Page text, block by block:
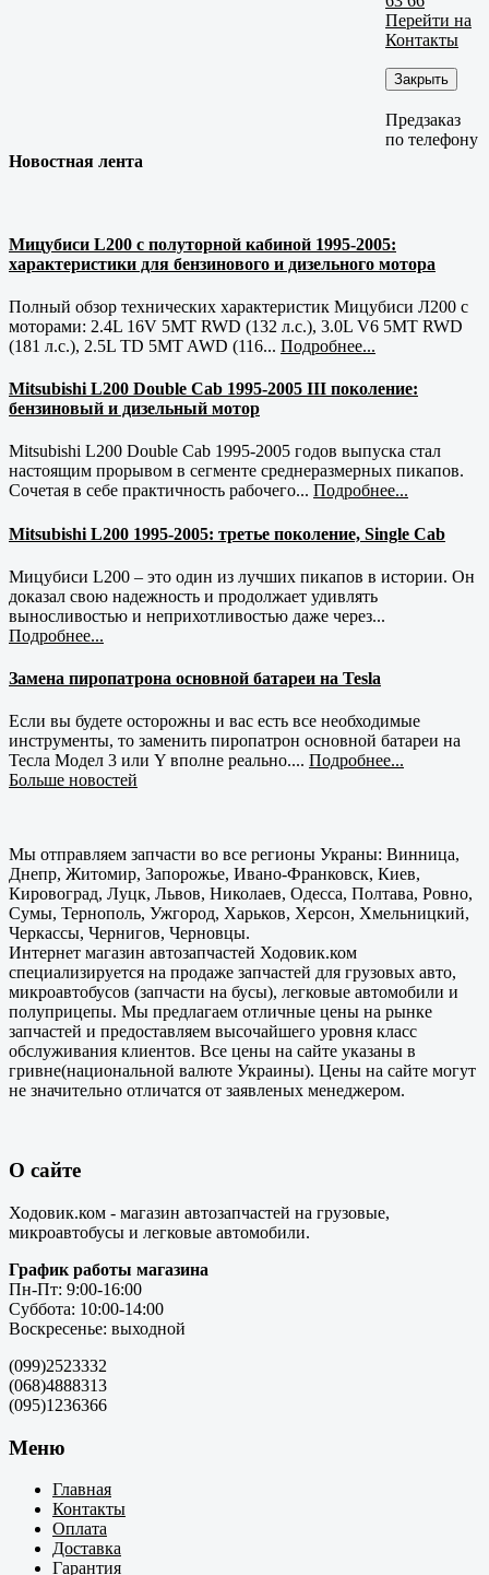
Перейти на
Контакты
Закрыть
Предзаказ
по телефону
Новостная лента
Мицубиси L200 с полуторной кабиной 1995-2005:
характеристики для бензинового и дизельного мотора
Полный обзор технических характеристик Мицубиси Л200 с
моторами: 2.4L 16V 5MT RWD (132 л.с.), 3.0L V6 5MT RWD
(181 л.с.), 2.5L TD 5MT AWD (116... Подробнее...
Mitsubishi L200 Double Cab 1995-2005 III поколение:
бензиновый и дизельный мотор
Mitsubishi L200 Double Cab 1995-2005 годов выпуска стал
настоящим прорывом в сегменте среднеразмерных пикапов.
Сочетая в себе практичность рабочего... Подробнее...
Mitsubishi L200 1995-2005: третье поколение, Single Cab
Мицубиси L200 – это один из лучших пикапов в истории. Он
доказал свою надежность и продолжает удивлять
выносливостью и неприхотливостью даже через...
Подробнее...
Замена пиропатрона основной батареи на Tesla
Если вы будете осторожны и вас есть все необходимые
инструменты, то заменить пиропатрон основной батареи на
Тесла Модел 3 или Y вполне реально.... Подробнее...
Больше новостей
Мы отправляем запчасти во все регионы Украны: Винница,
Днепр, Житомир, Запорожье, Ивано-Франковск, Киев,
Кировоград, Луцк, Львов, Николаев, Одесса, Полтава, Ровно,
Сумы, Тернополь, Ужгород, Харьков, Херсон, Хмельницкий,
Черкассы, Чернигов, Черновцы.
Интернет магазин автозапчастей Ходовик.ком
специализируется на продаже запчастей для грузовых авто,
микроавтобусов (запчасти на бусы), легковые автомобили и
полуприцепы. Мы предлагаем отличные цены на рынке
запчастей и предоставляем высочайшего уровня класс
обслуживания клиентов. Все цены на сайте указаны в
гривне(национальной валюте Украины). Цены на сайте могут
не значительно отличатся от заявленых менеджером.
О сайте
Ходовик.ком - магазин автозапчастей на грузовые,
микроавтобусы и легковые автомобили.
График работы магазина
Пн-Пт: 9:00-16:00
Суббота: 10:00-14:00
Воскресенье: выходной
(099)2523332
(068)4888313
(095)1236366
Меню
Главная
Контакты
Оплата
Доставка
Гарантия